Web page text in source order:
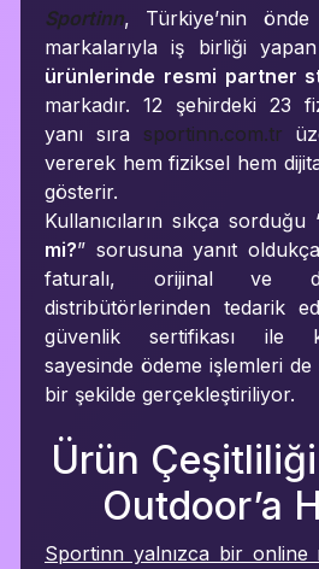
Sportinn, Türkiye’nin
markalarıyla iş birliği
ürünlerinde resmi partner
markadır. 12 şehirdeki 23
yanı sıra sportinn.com.tr
vererek hem fiziksel hem
gösterir.
Kullanıcıların sıkça sorduğu
mi?” sorusuna yanıt
faturalı, orijinal ve
distribütörlerinden tedarik
güvenlik sertifikası ile
sayesinde ödeme işlemleri
bir şekilde gerçekleştiriliyor.
Ürün
Outdoor’a
Sportinn yalnızca bir online